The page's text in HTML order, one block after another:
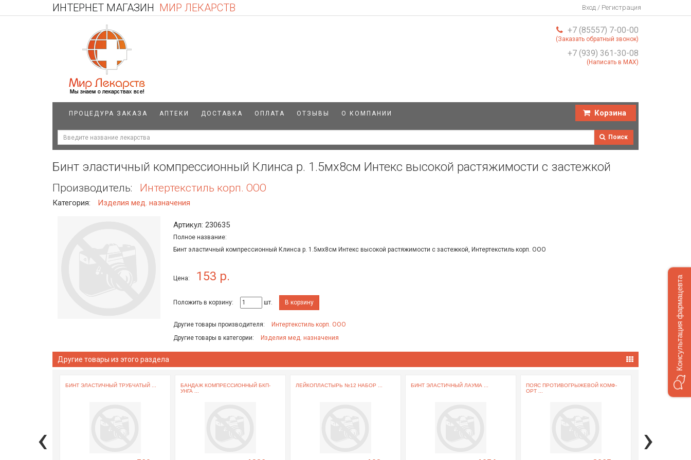
ИНТЕРНЕТ МАГАЗИН МИР ЛЕКАРСТВ Вход / Регистрация
+7 (85557) 7-00-00
(Заказать обратный звонок)
+7 (939) 361-30-08
(Написать в MAX)
ПРОЦЕДУРА ЗАКАЗА АПТЕКИ ДОСТАВКА ОПЛАТА ОТЗЫВЫ О КОМПАНИИ Корзина
Поиск
Бинт эластичный компрессионный Клинса р. 1.5мх8см Интекс высокой растяжимости с застежкой
Производитель: Интертекстиль корп. ООО
Категория: Изделия мед. назначения
Артикул: 230635
Полное название:
Бинт эластичный компрессионный Клинса р. 1.5мх8см Интекс высокой растяжимости с застежкой, Интертекстиль корп. ООО
Цена: 153 р.
Положить в корзину: шт. В корзину
Другие товары производителя:
Интертекстиль корп. ООО
Другие товары в категории:
Изделия мед. назначения
Другие товары из этого раздела
БИНТ ЭЛАСТИЧНЫЙ ТРУБЧАТЫЙ ...
БАНДАЖ КОМПРЕССИОННЫЙ БКП-
УНГА ...
ЛЕЙКОПЛАСТЫРЬ №12 НАБОР ... БИНТ ЭЛАСТИЧНЫЙ ЛАУМА ...
ПОЯС ПРОТИВОГРЫЖЕВОЙ КОМФ-
ОРТ ...
ПРЕЗЕРВАТИВЫ
‹ ›
Консультация фармацевта